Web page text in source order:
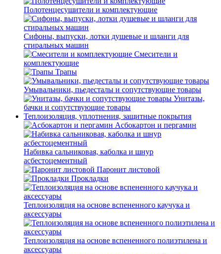
Полотенцесушители и комплектующие
Сифоны, выпуски, лотки душевые и шланги для
стиральных машин
Смесители и
комплектующие
Трапы
Умывальники, пьедесталы и сопутствующие товары
Унитазы,
бачки и сопутствующие товары
Теплоизоляция, уплотнения, защитные покрытия
Асбокартон и пергамин
Набивка сальниковая, каболка и шнур
асбестоцементный
Паронит листовой
Прокладки
Теплоизоляция на основе вспененного каучука и
аксессуары
Теплоизоляция на основе вспененного полиэтилена и
аксессуары